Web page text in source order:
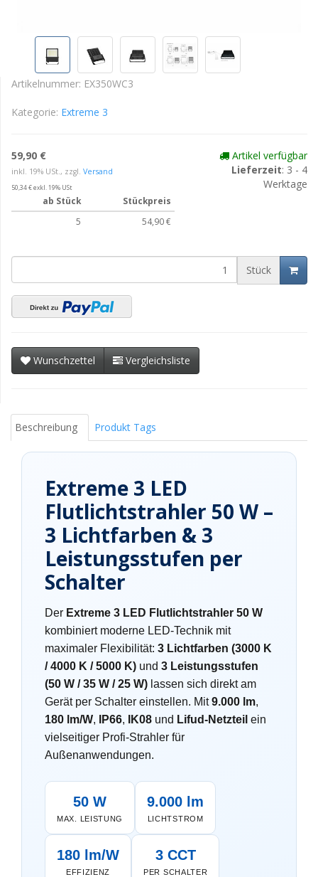
Artikelnummer: EX350WC3
Kategorie: Extreme 3
59,90 €
inkl. 19% USt., zzgl. Versand
50,34 € exkl. 19% USt
ab Stück
Stückpreis
5
54,90 €
Artikel verfügbar
Lieferzeit: 3 - 4
Werktage
Stück
Wunschzettel Vergleichsliste
Beschreibung Produkt Tags
Extreme 3 LED
Flutlichtstrahler 50 W –
3 Lichtfarben & 3
Leistungsstufen per
Schalter
Der Extreme 3 LED Flutlichtstrahler 50 W
kombiniert moderne LED-Technik mit
maximaler Flexibilität: 3 Lichtfarben (3000 K
/ 4000 K / 5000 K) und 3 Leistungsstufen
(50 W / 35 W / 25 W) lassen sich direkt am
Gerät per Schalter einstellen. Mit9.000 lm,
180 lm/W, IP66, IK08 und Lifud-Netzteil ein
vielseitiger Profi-Strahler für
Außenanwendungen.
50 W
MAX. LEISTUNG
9.000 lm
LICHTSTROM
180 lm/W
EFFIZIENZ
3 CCT
PER SCHALTER